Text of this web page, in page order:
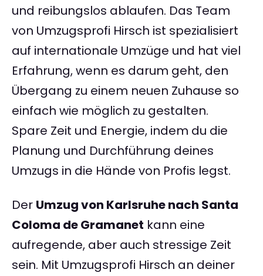
und reibungslos ablaufen. Das Team
von Umzugsprofi Hirsch ist spezialisiert
auf internationale Umzüge und hat viel
Erfahrung, wenn es darum geht, den
Übergang zu einem neuen Zuhause so
einfach wie möglich zu gestalten.
Spare Zeit und Energie, indem du die
Planung und Durchführung deines
Umzugs in die Hände von Profis legst.
Der Umzug von Karlsruhe nach Santa
Coloma de Gramanet kann eine
aufregende, aber auch stressige Zeit
sein. Mit Umzugsprofi Hirsch an deiner